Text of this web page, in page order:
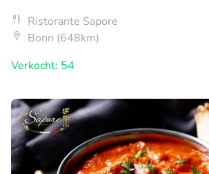
Ristorante Sapore
Bonn (648km)
Verkocht: 54